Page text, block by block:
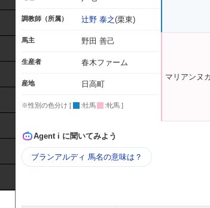
調教師（所属） 辻野 泰之(栗東)
馬主 野田 善己
生産者 春木ファーム
産地 日高町
※性別の色分け [ :牡馬 :牝馬 ]
マリアンヌ
Agent i に聞いてみよう
ブランアルディ 馬名の意味は？